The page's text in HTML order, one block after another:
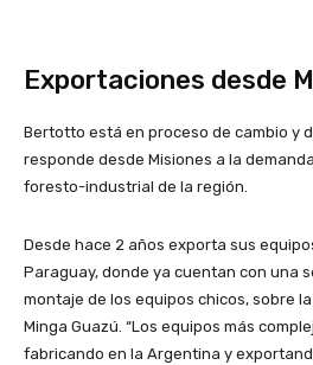
Exportaciones desde
Bertotto está en proceso de cambio y
responde desde Misiones a la
foresto-industrial de la región.
Desde hace 2 años exporta sus
Paraguay, donde ya cuentan con una
montaje de los equipos chicos, sobre
Minga Guazú. “Los equipos más
fabricando en la Argentina y